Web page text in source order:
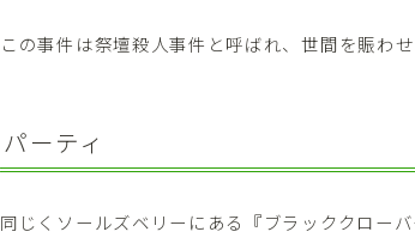
この事件は祭壇殺人事件と呼ばれ、世間を賑わせ
パーティ
同じくソールズベリーにある『ブラッククロー